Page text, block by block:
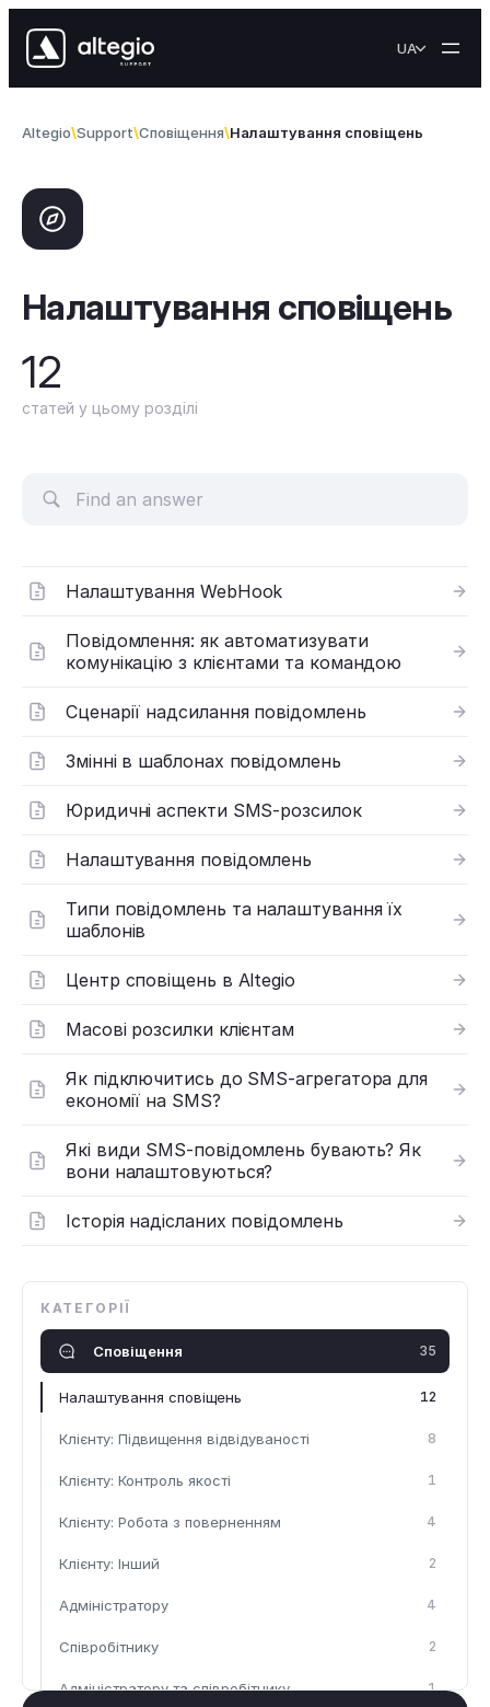
UA
Altegio Support Сповіщення Налаштування сповіщень
Налаштування сповіщень
12
статей у цьому розділі
КАТЕГОРІЇ
Сповіщення 35
Налаштування сповіщень 12
Клієнту: Підвищення відвідуваності 8
Клієнту: Контроль якості 1
Клієнту: Робота з поверненням 4
Клієнту: Інший 2
Адміністратору 4
Співробітнику 2
Адміністратору та співробітнику 1
Налаштування WebHook
Повідомлення: як автоматизувати
комунікацію з клієнтами та командою
Сценарії надсилання повідомлень
Змінні в шаблонах повідомлень
Юридичні аспекти SMS-розсилок
Налаштування повідомлень
Типи повідомлень та налаштування їх
шаблонів
Центр сповіщень в Altegio
Масові розсилки клієнтам
Як підключитись до SMS-агрегатора для
економії на SMS?
Які види SMS-повідомлень бувають? Як
вони налаштовуються?
Історія надісланих повідомлень